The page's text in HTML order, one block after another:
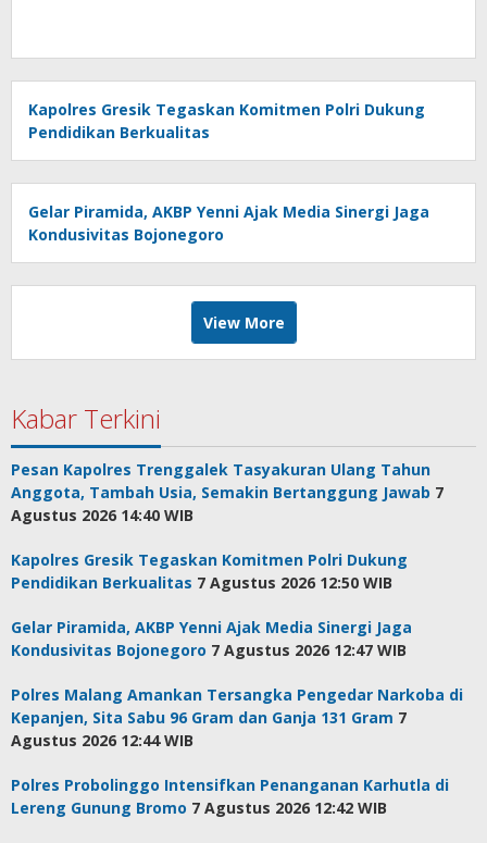
Kapolres Gresik Tegaskan Komitmen Polri Dukung
Pendidikan Berkualitas
Gelar Piramida, AKBP Yenni Ajak Media Sinergi Jaga
Kondusivitas Bojonegoro
View More
Kabar Terkini
Pesan Kapolres Trenggalek Tasyakuran Ulang Tahun
Anggota, Tambah Usia, Semakin Bertanggung Jawab 7
Agustus 2026 14:40 WIB
Kapolres Gresik Tegaskan Komitmen Polri Dukung
Pendidikan Berkualitas 7 Agustus 2026 12:50 WIB
Gelar Piramida, AKBP Yenni Ajak Media Sinergi Jaga
Kondusivitas Bojonegoro 7 Agustus 2026 12:47 WIB
Polres Malang Amankan Tersangka Pengedar Narkoba di
Kepanjen, Sita Sabu 96 Gram dan Ganja 131 Gram 7
Agustus 2026 12:44 WIB
Polres Probolinggo Intensifkan Penanganan Karhutla di
Lereng Gunung Bromo 7 Agustus 2026 12:42 WIB